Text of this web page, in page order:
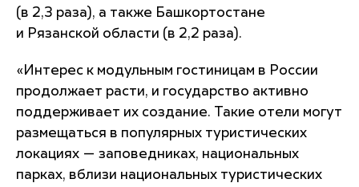
(в 2,3 раза), а также Башкортостане
и Рязанской области (в 2,2 раза).
«Интерес к модульным гостиницам в России
продолжает расти, и государство активно
поддерживает их создание. Такие отели могут
размещаться в популярных туристических
локациях — заповедниках, национальных
парках, вблизи национальных туристических